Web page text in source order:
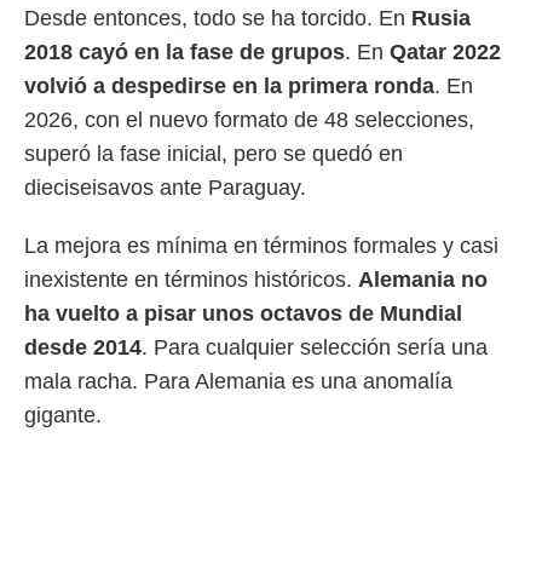
Desde entonces, todo se ha torcido. En Rusia
2018 cayó en la fase de grupos. En Qatar 2022
volvió a despedirse en la primera ronda. En
2026, con el nuevo formato de 48 selecciones,
superó la fase inicial, pero se quedó en
dieciseisavos ante Paraguay.
La mejora es mínima en términos formales y casi
inexistente en términos históricos. Alemania no
ha vuelto a pisar unos octavos de Mundial
desde 2014. Para cualquier selección sería una
mala racha. Para Alemania es una anomalía
gigante.